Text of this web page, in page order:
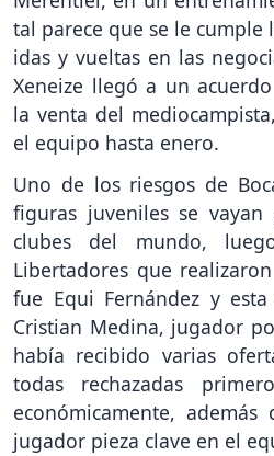
tal parece que se le cumple
idas y vueltas en las
Xeneize llegó a un
la venta del
el equipo hasta enero.
Uno de los riesgos de
figuras juveniles se
clubes del mundo,
Libertadores que
fue Equi Fernández y
Cristian Medina, jugador
había recibido varias
todas rechazadas
económicamente,
jugador pieza clave en el